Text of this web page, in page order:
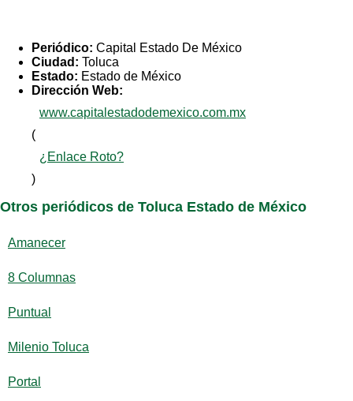
Periódico: Capital Estado De México
Ciudad: Toluca
Estado: Estado de México
Dirección Web:
www.capitalestadodemexico.com.mx
(
¿Enlace Roto?
)
Otros periódicos de Toluca Estado de México
Amanecer
8 Columnas
Puntual
Milenio Toluca
Portal